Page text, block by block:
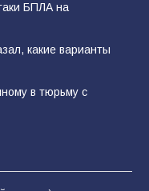
БПЛА на
какие варианты
в тюрьму с